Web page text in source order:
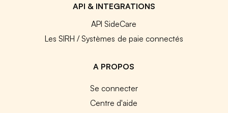
API & INTEGRATIONS
API SideCare
Les SIRH / Systèmes de paie connectés
A PROPOS
Se connecter
Centre d'aide